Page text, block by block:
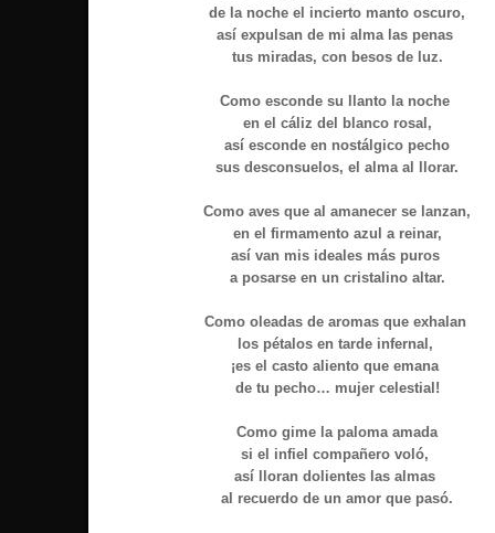
de la noche el incierto manto oscuro,
así expulsan de mi alma las penas
tus miradas, con besos de luz.
Como esconde su llanto la noche
en el cáliz del blanco rosal,
así esconde en nostálgico pecho
sus desconsuelos, el alma al llorar.
Como aves que al amanecer se lanzan,
en el firmamento azul a reinar,
así van mis ideales más puros
a posarse en un cristalino altar.
Como oleadas de aromas que exhalan
los pétalos en tarde infernal,
¡es el casto aliento que emana
de tu pecho… mujer celestial!
Como gime la paloma amada
si el infiel compañero voló,
así lloran dolientes las almas
al recuerdo de un amor que pasó.